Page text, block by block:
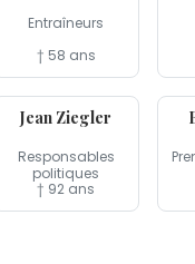
Entraîneurs
† 58 ans
10 jun
Jean Ziegler
Responsables
politiques
† 92 ans
5